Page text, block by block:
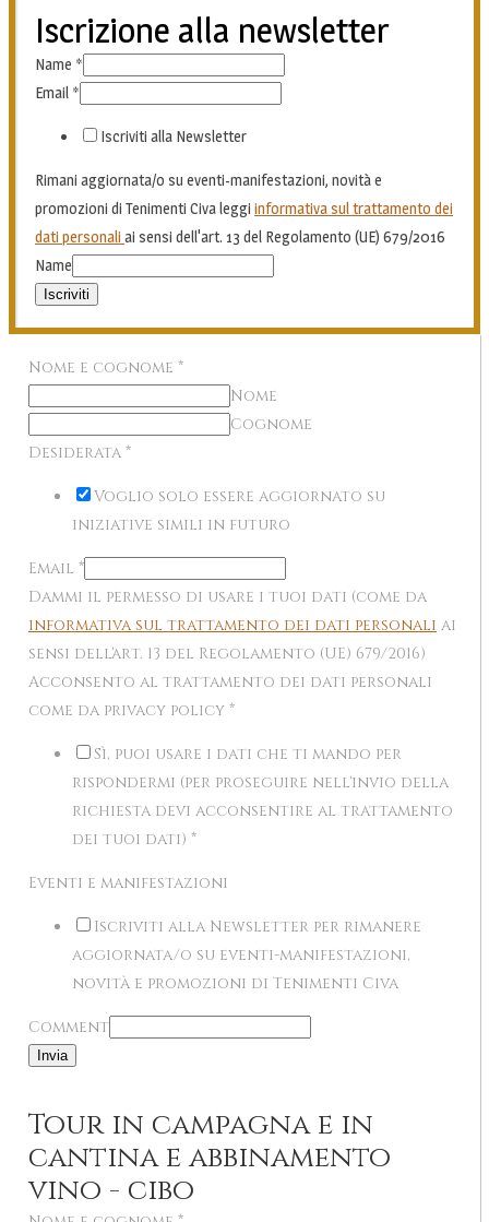
Iscrizione alla newsletter
Name *
Email *
Iscriviti alla Newsletter
Rimani aggiornata/o su eventi-manifestazioni, novità e
promozioni di Tenimenti Civa leggi informativa sul trattamento dei
dati personali ai sensi dell'art. 13 del Regolamento (UE) 679/2016
Name
Iscriviti
Nome e cognome *
Nome
Cognome
Desiderata *
Voglio solo essere aggiornato su
iniziative simili in futuro
Email *
Dammi il permesso di usare i tuoi dati (come da
informativa sul trattamento dei dati personali ai
sensi dell'art. 13 del Regolamento (UE) 679/2016)
Acconsento al trattamento dei dati personali
come da privacy policy *
Sì, puoi usare i dati che ti mando per
rispondermi (per proseguire nell'invio della
richiesta devi acconsentire al trattamento
dei tuoi dati) *
Eventi e manifestazioni
Iscriviti alla Newsletter per rimanere
aggiornata/o su eventi-manifestazioni,
novità e promozioni di Tenimenti Civa
Comment
Invia
Tour in campagna e in
cantina e abbinamento
vino - cibo